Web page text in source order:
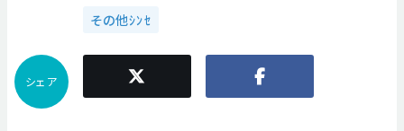
その他ｼﾝｾ
シェア